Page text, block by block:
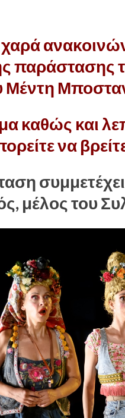
χαρά
παράστασης
Μέντη
καθώς και
να
μέλος του